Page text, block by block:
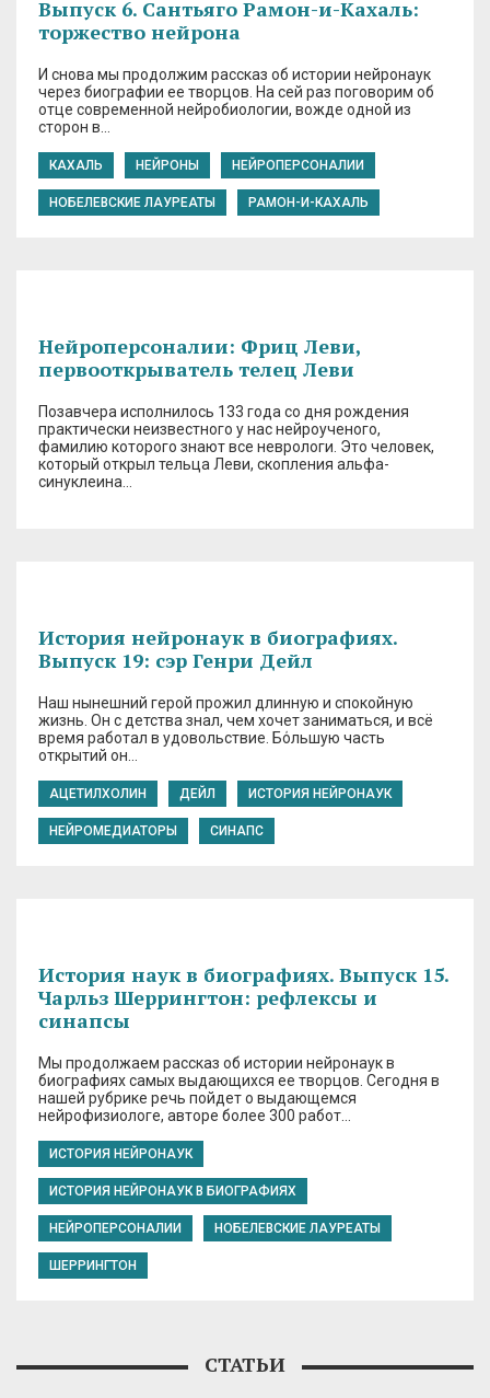
Выпуск 6. Сантьяго Рамон-и-Кахаль:
торжество нейрона
И снова мы продолжим рассказ об истории нейронаук
через биографии ее творцов. На сей раз поговорим об
отце современной нейробиологии, вожде одной из
сторон в…
КАХАЛЬ НЕЙРОНЫ НЕЙРОПЕРСОНАЛИИ
НОБЕЛЕВСКИЕ ЛАУРЕАТЫ РАМОН-И-КАХАЛЬ
Нейроперсоналии: Фриц Леви,
первооткрыватель телец Леви
Позавчера исполнилось 133 года со дня рождения
практически неизвестного у нас нейроученого,
фамилию которого знают все неврологи. Это человек,
который открыл тельца Леви, скопления альфа-
синуклеина…
История нейронаук в биографиях.
Выпуск 19: сэр Генри Дейл
Наш нынешний герой прожил длинную и спокойную
жизнь. Он с детства знал, чем хочет заниматься, и всё
время работал в удовольствие. Бόльшую часть
открытий он…
АЦЕТИЛХОЛИН ДЕЙЛ ИСТОРИЯ НЕЙРОНАУК
НЕЙРОМЕДИАТОРЫ СИНАПС
История наук в биографиях. Выпуск 15.
Чарльз Шеррингтон: рефлексы и
синапсы
Мы продолжаем рассказ об истории нейронаук в
биографиях самых выдающихся ее творцов. Сегодня в
нашей рубрике речь пойдет о выдающемся
нейрофизиологе, авторе более 300 работ…
ИСТОРИЯ НЕЙРОНАУК
ИСТОРИЯ НЕЙРОНАУК В БИОГРАФИЯХ
НЕЙРОПЕРСОНАЛИИ НОБЕЛЕВСКИЕ ЛАУРЕАТЫ
ШЕРРИНГТОН
СТАТЬИ